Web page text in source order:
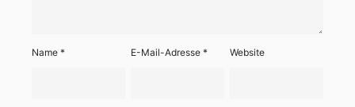
Name * E-Mail-Adresse* Website